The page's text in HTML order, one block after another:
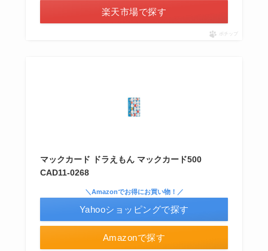
える！
楽天市場で探す
ポチップ
マックカード ドラえもん マックカード500
CAD11-0268
Amazonで探す
＼Amazonでお得にお買い物！／
Yahooショッピングで探す